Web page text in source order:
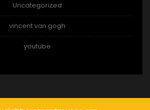
Uncategorized
vincent van gogh
youtube